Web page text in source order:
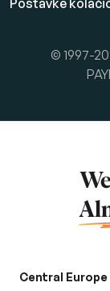
© 1997-
Central Europe